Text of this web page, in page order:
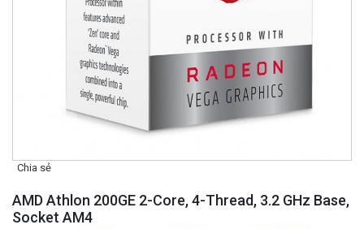
Chia sẻ
AMD Athlon 200GE 2-Core, 4-Thread, 3.2 GHz Base,
Socket AM4